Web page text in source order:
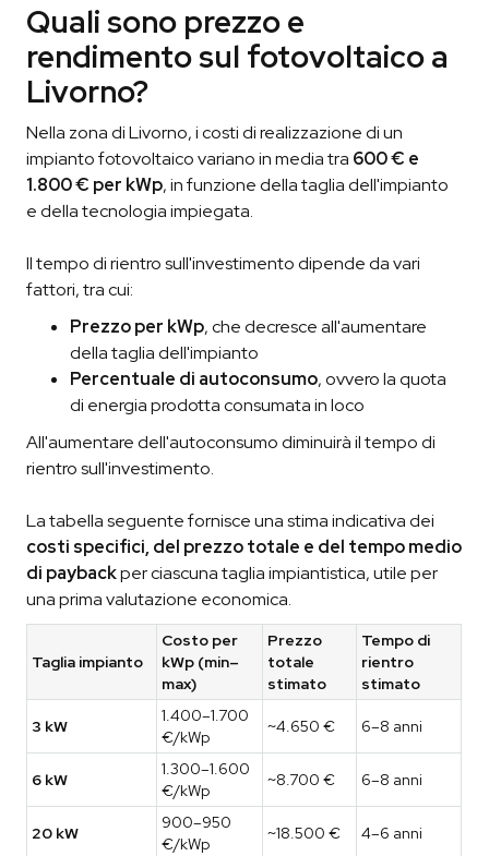
Quali sono prezzo e
rendimento sul fotovoltaico a
Livorno?
Nella zona di Livorno, i costi di realizzazione di un
impianto fotovoltaico variano in media tra 600 € e
1.800 € per kWp, in funzione della taglia dell'impianto
e della tecnologia impiegata.
Il tempo di rientro sull'investimento dipende da vari
fattori, tra cui:
Prezzo per kWp, che decresce all'aumentare
della taglia dell'impianto
Percentuale di autoconsumo, ovvero la quota
di energia prodotta consumata in loco
All'aumentare dell'autoconsumo diminuirà il tempo di
rientro sull'investimento.
La tabella seguente fornisce una stima indicativa dei
costi specifici, del prezzo totale e del tempo medio
di paybackper ciascuna taglia impiantistica, utile per
una prima valutazione economica.
Taglia impianto
Costo per
kWp (min–
max)
Prezzo
totale
stimato
Tempo di
rientro
stimato
3 kW
1.400–1.700
€/kWp
~4.650 € 6–8 anni
6 kW
1.300–1.600
€/kWp
~8.700 € 6–8 anni
20 kW
900–950
€/kWp
~18.500 € 4–6 anni